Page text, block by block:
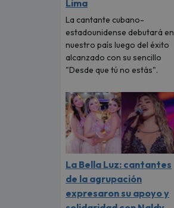
Lima
La cantante cubano-
estadounidense debutará en
nuestro país luego del éxito
alcanzado con su sencillo
"Desde que tú no estás".
La Bella Luz: cantantes
de la agrupación
expresaron su apoyo y